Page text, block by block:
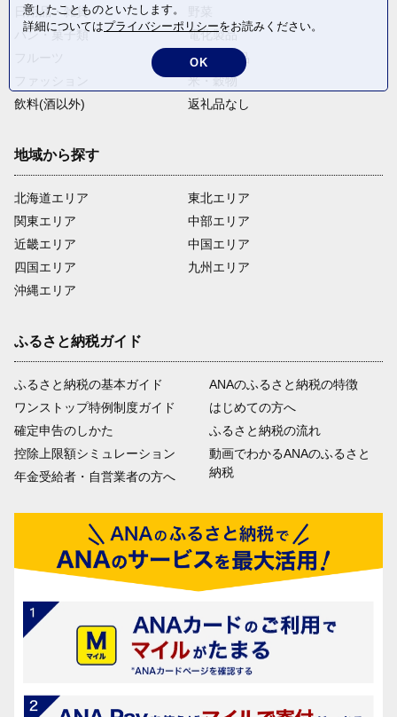
日用品・雑貨
パン・菓子類
電化製品
卵・乳製品
米・穀物
飲料(酒以外)
返礼品なし
地域から探す
北海道エリア
関東エリア
近畿エリア
四国エリア
沖縄エリア
東北エリア
中部エリア
中国エリア
九州エリア
ふるさと納税ガイド
ふるさと納税の基本ガイド
ワンストップ特例制度ガイド
確定申告のしかた
控除上限額シミュレーション
年金受給者・自営業者の方へ
ANAのふるさと納税の特徴
はじめての方へ
ふるさと納税の流れ
動画でわかるANAのふるさと
納税
意したことものといたします。
詳細についてはプライバシーポリシーをお読みください。
OK